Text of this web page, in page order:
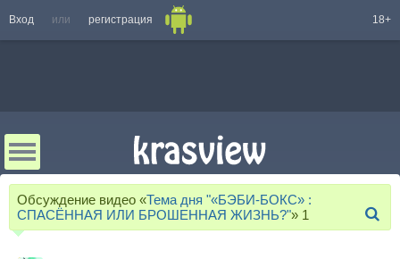
Вход или регистрация 18+
Обсуждение видео «Тема дня "«БЭБИ-БОКС» :
СПАСЁННАЯ ИЛИ БРОШЕННАЯ ЖИЗНЬ?"» 1